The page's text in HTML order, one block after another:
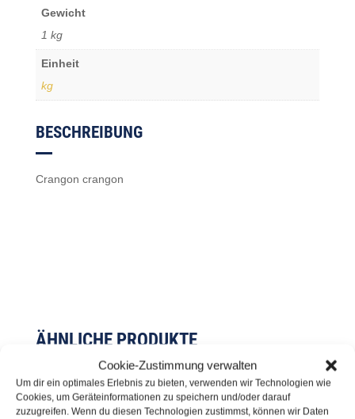
Cookie-Zustimmung verwalten
Um dir ein optimales Erlebnis zu bieten, verwenden wir Technologien wie
Cookies, um Geräteinformationen zu speichern und/oder darauf
zuzugreifen. Wenn du diesen Technologien zustimmst, können wir Daten
Gewicht
1 kg
Einheit
kg
BESCHREIBUNG
Crangon crangon
ÄHNLICHE PRODUKTE